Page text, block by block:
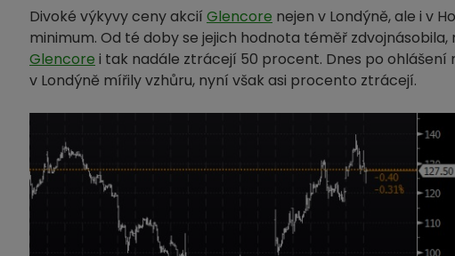
Divoké výkyvy ceny akcií Glencore nejen v Londýně, ale i v
minimum. Od té doby se jejich hodnota téměř
Glencore i tak nadále ztrácejí 50 procent. Dnes po
v Londýně mířily vzhůru, nyní však asi procento ztrácejí.